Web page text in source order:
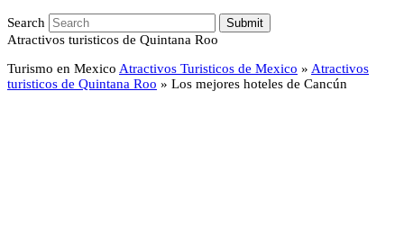
Search Submit
Atractivos turisticos de Quintana Roo
Turismo en Mexico Atractivos Turisticos de Mexico » Atractivos
turisticos de Quintana Roo » Los mejores hoteles de Cancún